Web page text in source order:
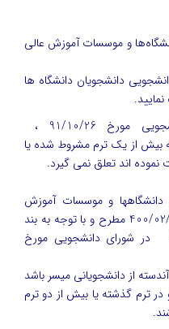
و موسسات آموزش عالی
دانشجویان دانشگاه ها
بنا به مصوبه شورای دانشجویی مورخ 91/10/26 ،
بیش از یک ترم مشروط شده یا
نموده اند تعلق نمی گیرد.
دانشگاهها و موسسات آموزش
عالی کشور ابلاغی در تاریخ 400/02/27 مطرح و با توجه به بند
4 ماده 3 و همچنین ماده 6 در شورای دانشجویی مورخ
از دانشجویانی میسر باشد
ترم گذشته یا بیش از دو ترم